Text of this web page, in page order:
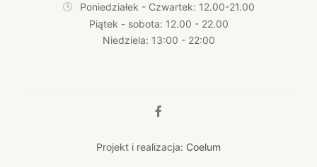
Poniedziałek - Czwartek: 12.00-21.00
Piątek - sobota: 12.00 - 22.00
Niedziela: 13:00 - 22:00
Projekt i realizacja: Coelum